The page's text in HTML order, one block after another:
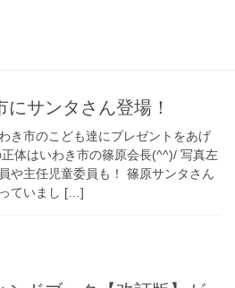
にサンタさん登場！
き市のこども達にプレゼントをあげ
体はいわき市の篠原会長(^^)/ 写真左
や主任児童委員も！ 篠原サンタさん
ていまし […]